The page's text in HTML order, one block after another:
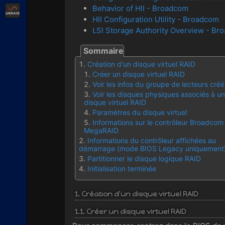
Behavior of HII - Broadcom
HII Configuration Utility - Broadcom
LSI Storage Authority Overview -
Création d'un disque virtuel RAID
Créer un disque virtuel RAID
Voir les infos du groupe de lecteurs créé
Voir les disques physiques associés à un
disque virtuel RAID
Paramètres du disque virtuel
Informations sur le contrôleur Broadcom
MegaRAID
Informations du contrôleur affichées au
démarrage (mode BIOS Legacy
Partitionner le disque logique RAID
Initialisation terminée
1. Création d'un disque virtuel RAID
1.1. Créer un disque virtuel RAID